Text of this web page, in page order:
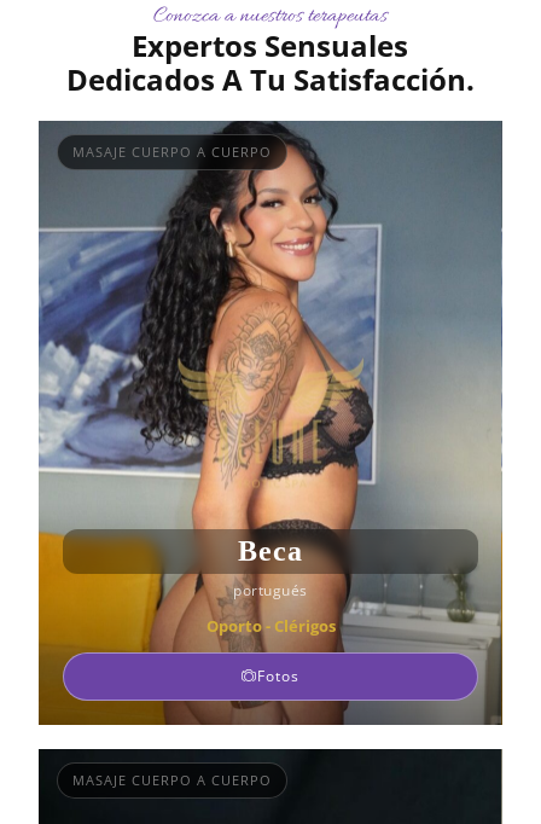
Conozca a nuestros terapeutas
Expertos Sensuales
Dedicados A Tu Satisfacción.
MASAJE CUERPO A CUERPO
Beca
portugués
Oporto - Clérigos
Fotos
MASAJE CUERPO A CUERPO